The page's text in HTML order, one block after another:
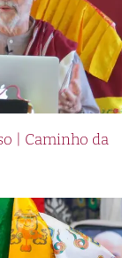
| Caminho da